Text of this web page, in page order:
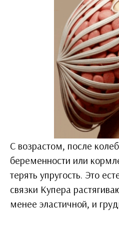
С возрастом, после
беременности или
терять упругость. Это
связки Купера
менее эластичной, и